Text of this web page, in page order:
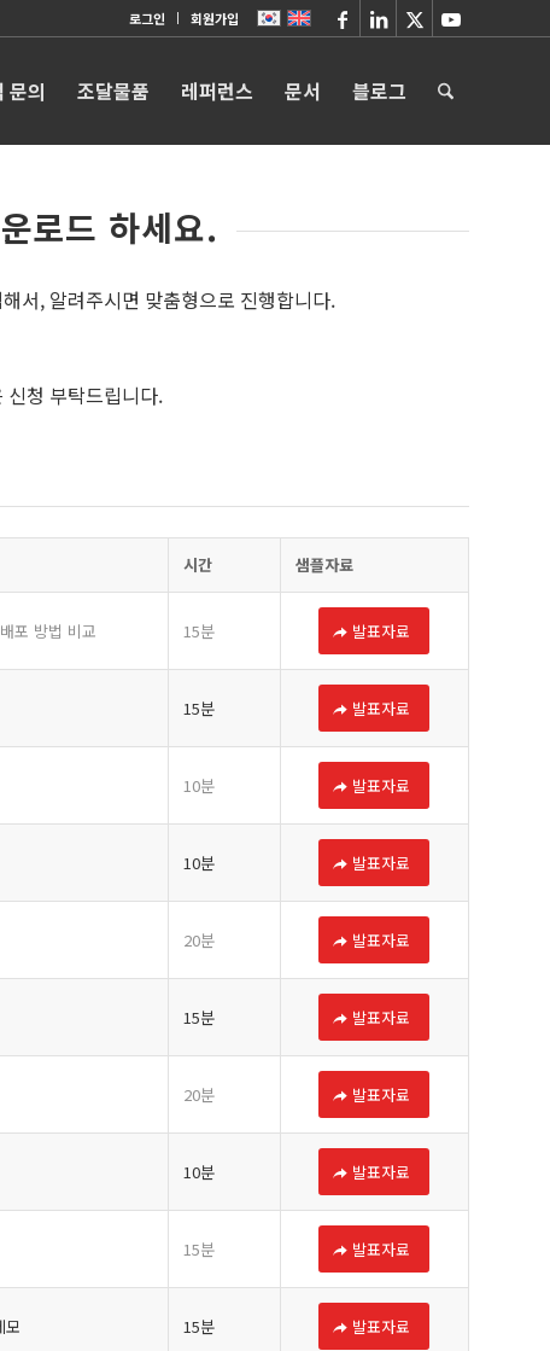
로그인 회원가입
문의 조달물품 레퍼런스 문서 블로그
로드 하세요.
서, 알려주시면 맞춤형으로 진행합니다.
청 부탁드립니다.
시간 샘플자료
포 방법 비교 15분 발표자료
15분 발표자료
10분 발표자료
10분 발표자료
20분 발표자료
15분 발표자료
20분 발표자료
10분 발표자료
15분 발표자료
모 15분 발표자료